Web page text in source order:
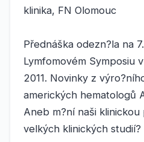
klinika, FN Olomouc
Přednáška odezn?la na
Lymfomovém Symposiu
2011. Novinky z
amerických hematologů
Aneb m?ní naši
velkých klinických studií?